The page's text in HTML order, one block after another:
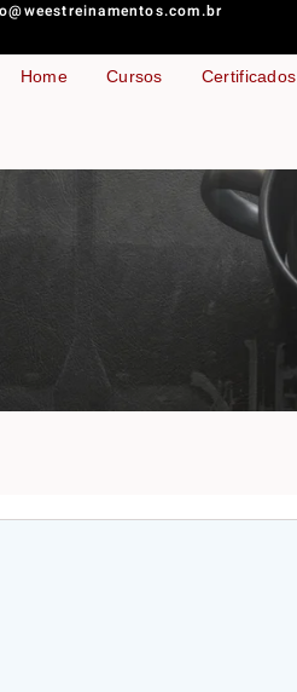
Home Cursos Certificados